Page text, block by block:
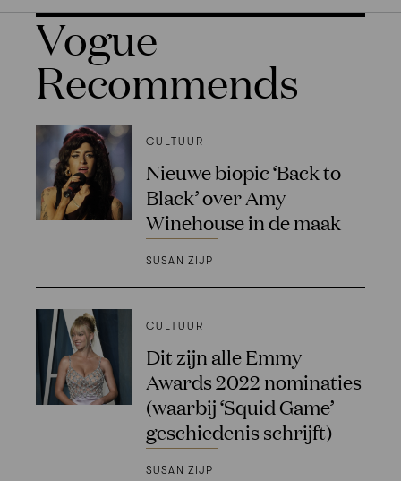
Vogue
Recommends
CULTUUR
Nieuwe biopic ‘Back to
Black’ over Amy
Winehouse in de maak
SUSAN ZIJP
CULTUUR
Dit zijn alle Emmy
Awards 2022 nominaties
(waarbij ‘Squid Game’
geschiedenis schrijft)
SUSAN ZIJP